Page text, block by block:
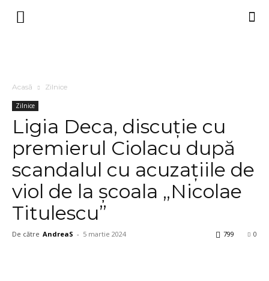
Acasă Zilnice
Zilnice
Ligia Deca, discuție cu
premierul Ciolacu după
scandalul cu acuzațiile de
viol de la școala „Nicolae
Titulescu”
De către AndreaS - 5 martie 2024 0
799